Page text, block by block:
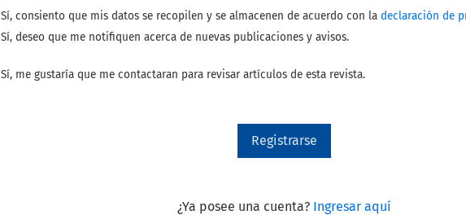
Sí, consiento que mis datos se recopilen y se almacenen de acuerdo con ladeclaración de
Sí, deseo que me notifiquen acerca de nuevas publicaciones y avisos.
Sí, me gustaría que me contactaran para revisar artículos de esta revista.
Registrarse
¿Ya posee una cuenta? Ingresar aquí